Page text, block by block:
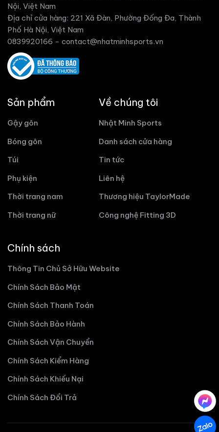
Nội, Việt Nam
Địa chỉ cửa hàng: 221 Xã Đàn, Phường Đống Đa, Thành
Phố Hà Nội, Việt Nam
0839920166 - contact@nhatminhsports.vn
Sản phẩm
Gậy gôn
Bóng gôn
Túi
Phụ kiện
Thời trang nam
Thời trang nữ
Về chúng tôi
Nhật Minh Sports
Danh sách cửa hàng
Tin tức
Liên hệ
Thương hiệu TaylorMade
Công nghệ Fitting 3D
Chính sách
Thông Tin Chủ Sở Hữu Website
Chính Sách Bảo Mật
Chính Sách Thanh Toán
Chính Sách Bảo Hành
Chính Sách Vận Chuyển
Chính Sách Kiểm Hàng
Chính Sách Khiếu Nại
Chính Sách Đổi Trả